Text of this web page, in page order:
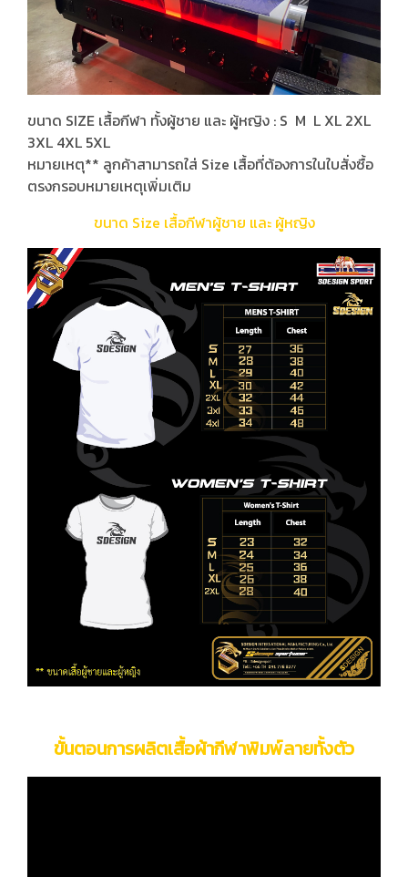
ขนาด SIZE เสื้อกีฬา ทั้งผู้ชาย และ ผู้หญิง : S M L XL 2XL
3XL 4XL 5XL
หมายเหตุ** ลูกค้าสามารถใส่ Size เสื้อที่ต้องการในใบสั่งซื้อ
ตรงกรอบหมายเหตุเพิ่มเติม
ขนาด Size เสื้อกีฬาผู้ชาย และ ผู้หญิง
ขั้นตอนการผลิตเสื้อผ้ากีฬาพิมพ์ลายทั้งตัว